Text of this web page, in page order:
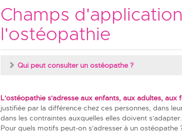
Champs
l'ostéopathie
Qui peut consulter un ostéopathe ?
L'ostéopathie s'adresse aux enfants, aux adultes, aux
justifiée par la différence chez ces personnes, dans
dans les contraintes auxquelles elles doivent s'adapter.
Pour quels motifs peut-on s'adresser à un ostéopathe